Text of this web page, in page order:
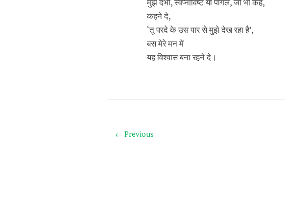
कहने दे,
‘तू परदे के उस पार से मुझे देख रहा है’,
बस मेरे मन में
यह विश्वास बना रहने दे।
← Previous